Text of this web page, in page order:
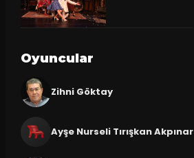
Oyuncular
Zihni Göktay
Ayşe Nurseli Tırışkan Akpınar